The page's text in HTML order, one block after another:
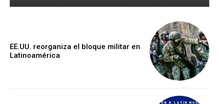
EE.UU. reorganiza el bloque militar en
Latinoamérica